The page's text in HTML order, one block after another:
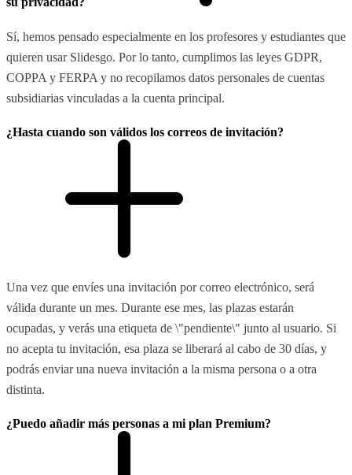
Sí, hemos pensado especialmente en los profesores y estudiantes que
quieren usar Slidesgo. Por lo tanto, cumplimos las leyes GDPR,
COPPA y FERPA y no recopilamos datos personales de cuentas
subsidiarias vinculadas a la cuenta principal.
¿Hasta cuando son válidos los correos de invitación?
Una vez que envíes una invitación por correo electrónico, será
válida durante un mes. Durante ese mes, las plazas estarán
ocupadas, y verás una etiqueta de \"pendiente\" junto al usuario. Si
no acepta tu invitación, esa plaza se liberará al cabo de 30 días, y
podrás enviar una nueva invitación a la misma persona o a otra
distinta.
¿Puedo añadir más personas a mi plan Premium?